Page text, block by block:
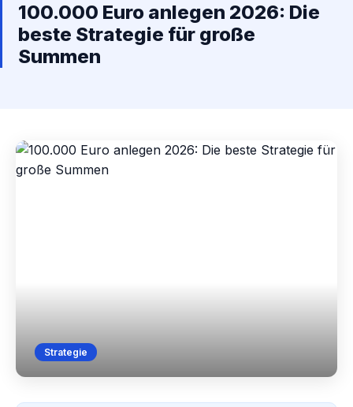
100.000 Euro anlegen 2026: Die
beste Strategie für große
Summen
Strategie